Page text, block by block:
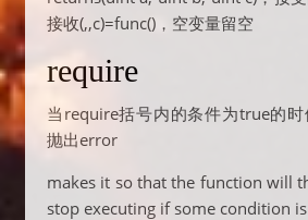
接收(,,c)=func()，空变量留空
require
当require括号内的条件为true的
抛出error
makes it so that the function will
stop executing if some condition